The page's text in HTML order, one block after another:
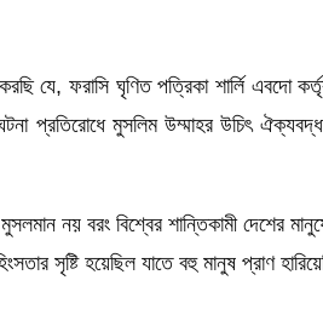
যে, ফরাসি ঘৃণিত পত্রিকা শার্লি এবদো
ঘটনা প্রতিরোধে মুসলিম উম্মাহর উচিৎ
নয় বরং বিশ্বের শান্তিকামী দেশের
সৃষ্টি হয়েছিল যাতে বহু মানুষ প্রাণ